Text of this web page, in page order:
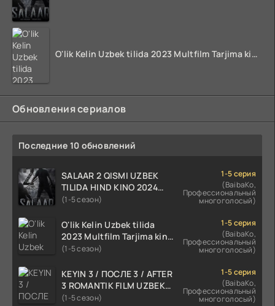
O'lik Kelin Uzbek tilida 2023 Multfilm Tarjima kino skachat
Обновления сериалов
Последние 10 обновлений
SALAAR 2 QISMI UZBEK
TILIDA HIND KINO 2024
TARJIMA 720p HD Skachat
(1-5 сезон)
1-5 серия
(BaibaKo,
Профессиональный
многоголосый)
O'lik Kelin Uzbek tilida
2023 Multfilm Tarjima kino
skachat
(1-5 сезон)
1-5 серия
(BaibaKo,
Профессиональный
многоголосый)
KEYIN 3 / ПОСЛЕ 3 / AFTER
3 ROMANTIK FILM UZBEK
TILIDA 2021 TARJIMA FILM
(1-5 сезон)
1-5 серия
(BaibaKo,
Профессиональный
многоголосый)